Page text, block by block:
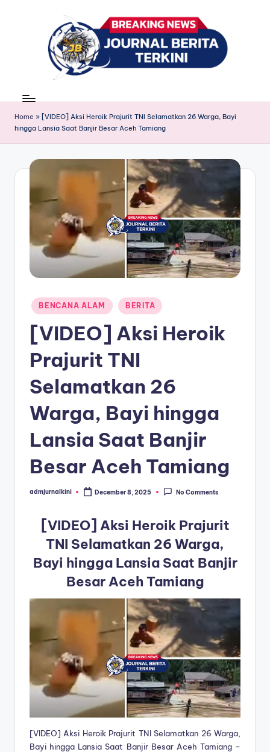
r
n
a
B
ri
news
Home » [VIDEO] Aksi Heroik Prajurit TNI Selamatkan 26 Warga, Bayi
hingga Lansia Saat Banjir Besar Aceh Tamiang
Posted
in
BENCANA ALAM BERITA
[VIDEO] Aksi Heroik
Prajurit TNI
Selamatkan 26
Warga, Bayi hingga
Lansia Saat Banjir
Besar Aceh Tamiang
Posted
admjurnalkini December 8, 2025 No Comments
[VIDEO] Aksi Heroik Prajurit
TNI Selamatkan 26 Warga,
Bayi hingga Lansia Saat Banjir
Besar Aceh Tamiang
[VIDEO] Aksi Heroik Prajurit TNI Selamatkan 26 Warga,
Bayi hingga Lansia Saat Banjir Besar Aceh Tamiang–